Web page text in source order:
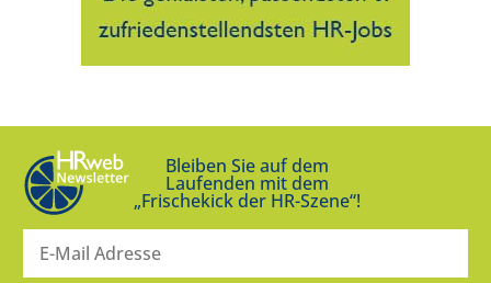
Bleiben Sie auf dem
Laufenden mit dem
„Frischekick der HR-Szene“!